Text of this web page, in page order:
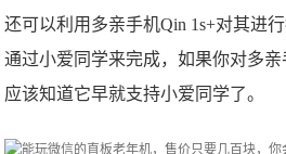
还可以利用多亲手机Qin 1s+对其进
通过小爱同学来完成，如果你对多亲
应该知道它早就支持小爱同学了。